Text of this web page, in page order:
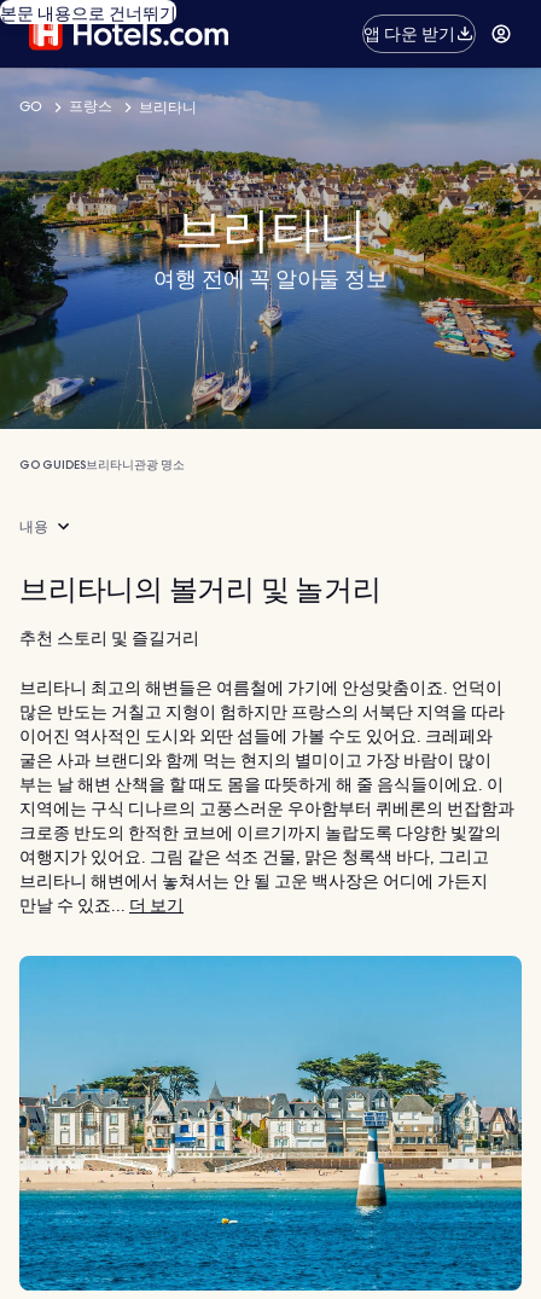
본문 내용으로 건너뛰기
앱 다운 받기
GO 프랑스 브리타니
브리타니
여행 전에 꼭 알아둘 정보
GO GUIDES브리타니관광 명소
내용
브리타니의 볼거리 및 놀거리
추천 스토리 및 즐길거리
브리타니 최고의 해변들은 여름철에 가기에 안성맞춤이죠. 언덕이
많은 반도는 거칠고 지형이 험하지만 프랑스의 서북단 지역을 따라
이어진 역사적인 도시와 외딴 섬들에 가볼 수도 있어요. 크레페와
굴은 사과 브랜디와 함께 먹는 현지의 별미이고 가장 바람이 많이
부는 날 해변 산책을 할 때도 몸을 따뜻하게 해 줄 음식들이에요. 이
지역에는 구식 디나르의 고풍스러운 우아함부터 퀴베론의 번잡함과
크로종 반도의 한적한 코브에 이르기까지 놀랍도록 다양한 빛깔의
여행지가 있어요. 그림 같은 석조 건물, 맑은 청록색 바다, 그리고
브리타니 해변에서 놓쳐서는 안 될 고운 백사장은 어디에 가든지
만날 수 있죠... 더 보기